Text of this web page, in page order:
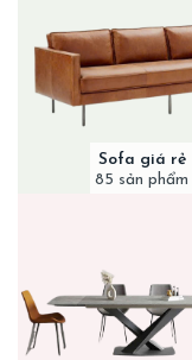
Sofa giá rẻ
85 sản phẩm